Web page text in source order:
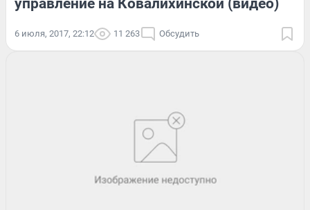
управление на Ковалихинской (видео)
6 июля, 2017, 22:12 11 263 Обсудить